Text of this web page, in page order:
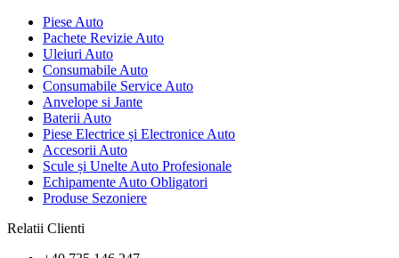
Piese Auto
Pachete Revizie Auto
Uleiuri Auto
Consumabile Auto
Consumabile Service Auto
Anvelope si Jante
Baterii Auto
Piese Electrice și Electronice Auto
Accesorii Auto
Scule și Unelte Auto Profesionale
Echipamente Auto Obligatori
Produse Sezoniere
Relatii Clienti